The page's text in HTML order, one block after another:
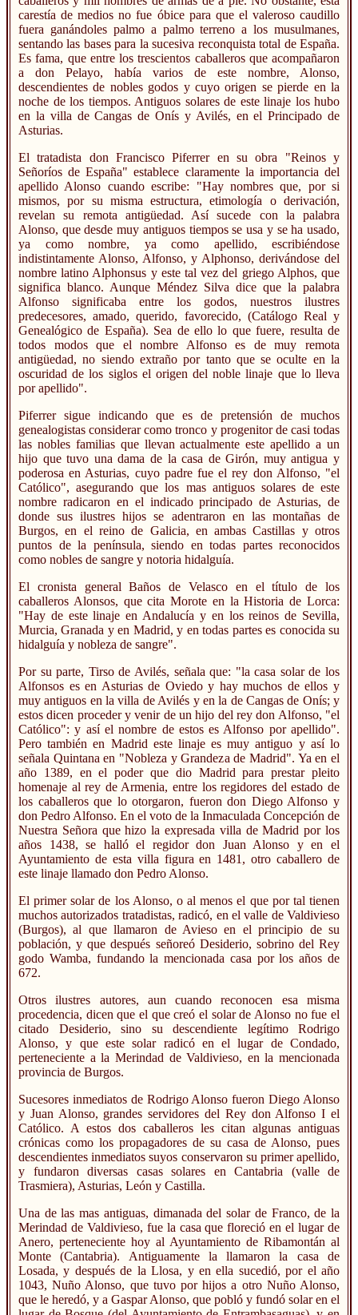
carestía de medios no fue óbice para que el valeroso caudillo
fuera ganándoles palmo a palmo terreno a los musulmanes,
sentando las bases para la sucesiva reconquista total de España.
Es fama, que entre los trescientos caballeros que acompañaron
a don Pelayo, había varios de este nombre, Alonso,
descendientes de nobles godos y cuyo origen se pierde en la
noche de los tiempos. Antiguos solares de este linaje los hubo
en la villa de Cangas de Onís y Avilés, en el Principado de
Asturias.
El tratadista don Francisco Piferrer en su obra "Reinos y
Señoríos de España" establece claramente la importancia del
apellido Alonso cuando escribe: "Hay nombres que, por si
mismos, por su misma estructura, etimología o derivación,
revelan su remota antigüedad. Así sucede con la palabra
Alonso, que desde muy antiguos tiempos se usa y se ha usado,
ya como nombre, ya como apellido, escribiéndose
indistintamente Alonso, Alfonso, y Alphonso, derivándose del
nombre latino Alphonsus y este tal vez del griego Alphos, que
significa blanco. Aunque Méndez Silva dice que la palabra
Alfonso significaba entre los godos, nuestros ilustres
predecesores, amado, querido, favorecido, (Catálogo Real y
Genealógico de España). Sea de ello lo que fuere, resulta de
todos modos que el nombre Alfonso es de muy remota
antigüedad, no siendo extraño por tanto que se oculte en la
oscuridad de los siglos el origen del noble linaje que lo lleva
por apellido".
Piferrer sigue indicando que es de pretensión de muchos
genealogistas considerar como tronco y progenitor de casi todas
las nobles familias que llevan actualmente este apellido a un
hijo que tuvo una dama de la casa de Girón, muy antigua y
poderosa en Asturias, cuyo padre fue el rey don Alfonso, "el
Católico", asegurando que los mas antiguos solares de este
nombre radicaron en el indicado principado de Asturias, de
donde sus ilustres hijos se adentraron en las montañas de
Burgos, en el reino de Galicia, en ambas Castillas y otros
puntos de la península, siendo en todas partes reconocidos
como nobles de sangre y notoria hidalguía.
El cronista general Baños de Velasco en el título de los
caballeros Alonsos, que cita Morote en la Historia de Lorca:
"Hay de este linaje en Andalucía y en los reinos de Sevilla,
Murcia, Granada y en Madrid, y en todas partes es conocida su
hidalguía y nobleza de sangre".
Por su parte, Tirso de Avilés, señala que: "la casa solar de los
Alfonsos es en Asturias de Oviedo y hay muchos de ellos y
muy antiguos en la villa de Avilés y en la de Cangas de Onís; y
estos dicen proceder y venir de un hijo del rey don Alfonso, "el
Católico": y así el nombre de estos es Alfonso por apellido".
Pero también en Madrid este linaje es muy antiguo y así lo
señala Quintana en "Nobleza y Grandeza de Madrid". Ya en el
año 1389, en el poder que dio Madrid para prestar pleito
homenaje al rey de Armenia, entre los regidores del estado de
los caballeros que lo otorgaron, fueron don Diego Alfonso y
don Pedro Alfonso. En el voto de la Inmaculada Concepción de
Nuestra Señora que hizo la expresada villa de Madrid por los
años 1438, se halló el regidor don Juan Alonso y en el
Ayuntamiento de esta villa figura en 1481, otro caballero de
este linaje llamado don Pedro Alonso.
El primer solar de los Alonso, o al menos el que por tal tienen
muchos autorizados tratadistas, radicó, en el valle de Valdivieso
(Burgos), al que llamaron de Avieso en el principio de su
población, y que después señoreó Desiderio, sobrino del Rey
godo Wamba, fundando la mencionada casa por los años de
672.
Otros ilustres autores, aun cuando reconocen esa misma
procedencia, dicen que el que creó el solar de Alonso no fue el
citado Desiderio, sino su descendiente legítimo Rodrigo
Alonso, y que este solar radicó en el lugar de Condado,
perteneciente a la Merindad de Valdivieso, en la mencionada
provincia de Burgos.
Sucesores inmediatos de Rodrigo Alonso fueron Diego Alonso
y Juan Alonso, grandes servidores del Rey don Alfonso I el
Católico. A estos dos caballeros les citan algunas antiguas
crónicas como los propagadores de su casa de Alonso, pues
descendientes inmediatos suyos conservaron su primer apellido,
y fundaron diversas casas solares en Cantabria (valle de
Trasmiera), Asturias, León y Castilla.
Una de las mas antiguas, dimanada del solar de Franco, de la
Merindad de Valdivieso, fue la casa que floreció en el lugar de
Anero, perteneciente hoy al Ayuntamiento de Ribamontán al
Monte (Cantabria). Antiguamente la llamaron la casa de
Losada, y después de la Llosa, y en ella sucedió, por el año
1043, Nuño Alonso, que tuvo por hijos a otro Nuño Alonso,
que le heredó, y a Gaspar Alonso, que pobló y fundó solar en el